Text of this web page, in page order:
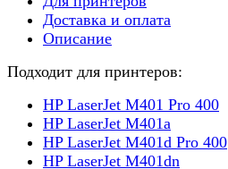
Доставка и оплата
Описание
Подходит для принтеров:
HP LaserJet M401 Pro 400
HP LaserJet M401a
HP LaserJet M401d Pro 400
HP LaserJet M401dn